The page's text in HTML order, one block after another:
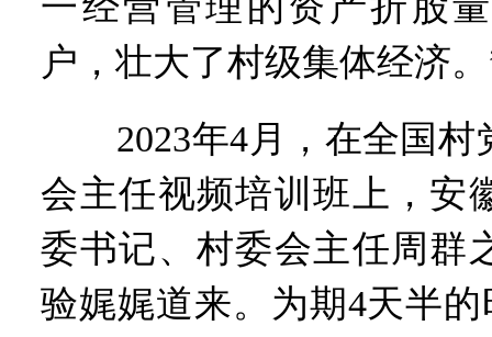
户，壮大了村级集体经济
2023年4月，在全国村
会主任视频培训班上，安
委书记、村委会主任周群
验娓娓道来。为期4天半